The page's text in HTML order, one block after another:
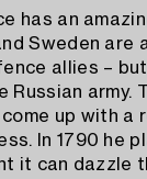
has an
Sweden are
allies –
army.
up with
In 1790 he
it can dazzle